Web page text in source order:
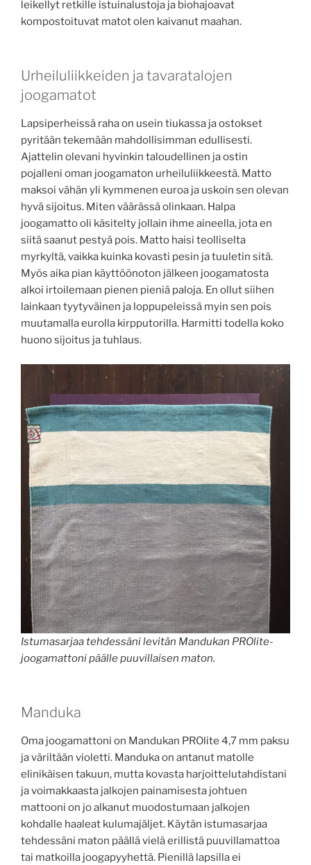
leikellyt retkille istuinalustoja ja biohajoavat
kompostoituvat matot olen kaivanut maahan.
Urheiluliikkeiden ja tavaratalojen
joogamatot
Lapsiperheissä raha on usein tiukassa ja ostokset
pyritään tekemään mahdollisimman edullisesti.
Ajattelin olevani hyvinkin taloudellinen ja ostin
pojalleni oman joogamaton urheiluliikkeestä. Matto
maksoi vähän yli kymmenen euroa ja uskoin sen olevan
hyvä sijoitus. Miten väärässä olinkaan. Halpa
joogamatto oli käsitelty jollain ihme aineella, jota en
siitä saanut pestyä pois. Matto haisi teolliselta
myrkyltä, vaikka kuinka kovasti pesin ja tuuletin sitä.
Myös aika pian käyttöönoton jälkeen joogamatosta
alkoi irtoilemaan pienen pieniä paloja. En ollut siihen
lainkaan tyytyväinen ja loppupeleissä myin sen pois
muutamalla eurolla kirpputorilla. Harmitti todella koko
huono sijoitus ja tuhlaus.
Istumasarjaa tehdessäni levitän Mandukan PROlite-
joogamattoni päälle puuvillaisen maton.
Manduka
Oma joogamattoni on Mandukan PROlite 4,7 mm paksu
ja väriltään violetti. Manduka on antanut matolle
elinikäisen takuun, mutta kovasta harjoittelutahdistani
ja voimakkaasta jalkojen painamisesta johtuen
mattooni on jo alkanut muodostumaan jalkojen
kohdalle haaleat kulumajäljet. Käytän istumasarjaa
tehdessäni maton päällä vielä erillistä puuvillamattoa
tai matkoilla joogapyyhettä. Pienillä lapsilla ei